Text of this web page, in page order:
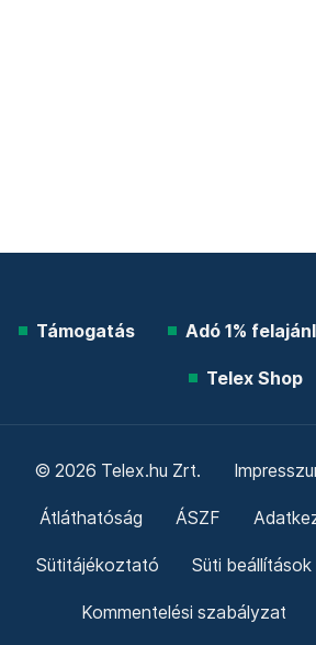
Támogatás Adó 1%
Telex Shop
© 2026 Telex.hu Zrt.
Átláthatóság ÁSZF
Sütitájékoztató Süti beállítások
Kommentelési szabályzat